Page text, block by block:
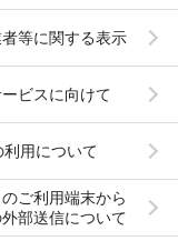
等に関する表示
ビスに向けて
用について
ご利用端末から
部送信について